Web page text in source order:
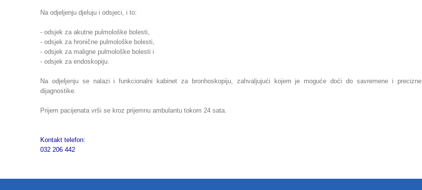
Na odjeljenju djeluju i odsjeci, i to:
- odsjek za akutne pulmološke bolesti,
- odsjek za hronične pulmološke bolesti,
- odsjek za maligne pulmološke bolesti i
- odsjek za endoskopiju.
Na odjeljenju se nalazi i funkcionalni kabinet za bronhoskopiju, zahvaljujući kojem je moguće doći do savremene i precizne
dijagnostike.
Prijem pacijenata vrši se kroz prijemnu ambulantu tokom 24 sata.
Kontakt telefon:
032 206 442